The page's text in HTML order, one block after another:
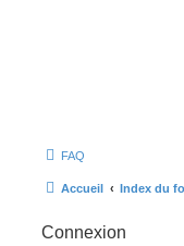
FAQ
Accueil Index du
Connexion